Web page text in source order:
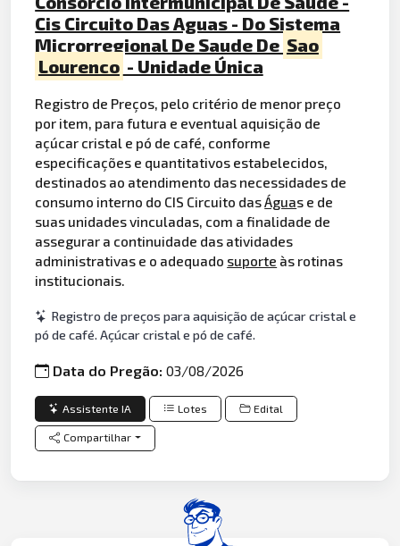
Cis Circuito Das Aguas - Do Sistema
Microrregional De Saude De Sao
Lourenco - Unidade Única
Registro de Preços, pelo critério de menor preço
por item, para futura e eventual aquisição de
açúcar cristal e pó de café, conforme
especificações e quantitativos estabelecidos,
destinados ao atendimento das necessidades de
consumo interno do CIS Circuito dasÁguas e de
suas unidades vinculadas, com a finalidade de
assegurar a continuidade das atividades
administrativas e o adequado suporte às rotinas
institucionais.
Registro de preços para aquisição de açúcar cristal e
pó de café. Açúcar cristal e pó de café.
Data do Pregão:03/08/2026
Assistente IA Lotes Edital
Compartilhar